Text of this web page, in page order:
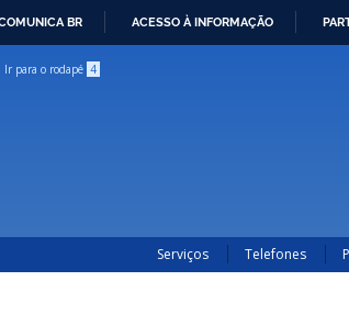
BR ACESSO À INFORMAÇÃO
Ir para o rodapé 4
Serviços Telefones